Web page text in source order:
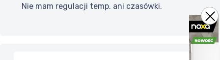
Nie mam regulacji temp. ani czasówki.